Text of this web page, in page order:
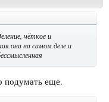
чёткое и
она на самом деле и
подумать еще.